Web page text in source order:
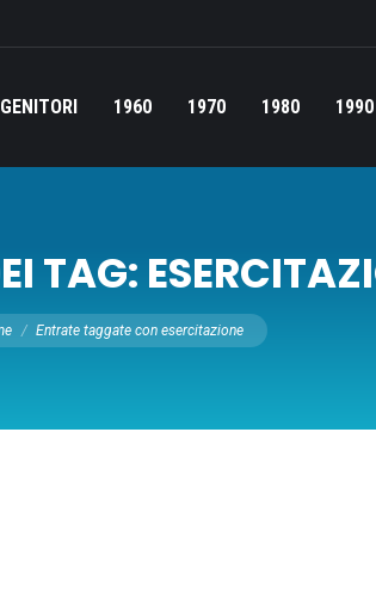
1960 1970 1980 1990
TAG:
Entrate taggate con esercitazione